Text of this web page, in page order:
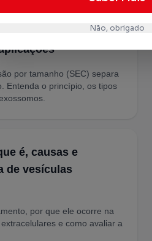
Não, obrigado
por tamanho:
por tamanho (SEC) separa
Entenda o princípio, os tipos
é, causas e
de vesículas
por que ele ocorre na
e como avaliar a